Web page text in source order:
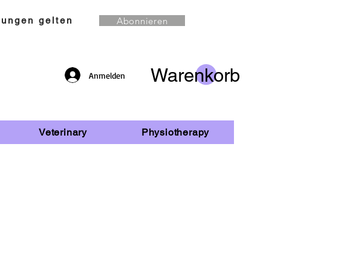
gelten Abonnieren
Anmelden Warenkorb
Veterinary Physiotherapy